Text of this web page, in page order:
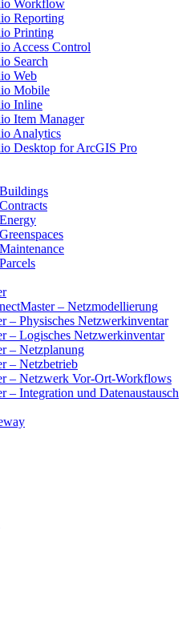
Workflow
Reporting
Printing
Access Control
Search
Web
Mobile
Inline
Item Manager
Analytics
Desktop for ArcGIS Pro
– Netzmodellierung
– Physisches Netzwerkinventar
– Logisches Netzwerkinventar
– Netzplanung
– Netzbetrieb
– Netzwerk Vor-Ort-Workflows
– Integration und Datenaustausch